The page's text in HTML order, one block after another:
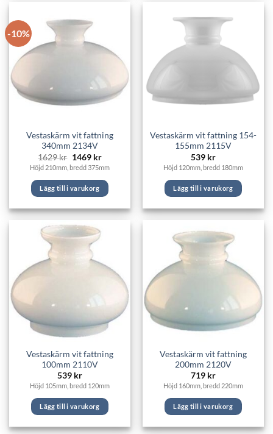
-10%
Vestaskärm vit fattning
340mm 2134V
1629kr Det
ursprungliga
priset
var:
1629 kr.
1469 krDet
nuvarande
priset
är:
1469 kr.
Höjd 210mm, bredd 375mm
Lägg till i varukorg
Vestaskärm vit fattning 154-
155mm 2115V
539 kr
Höjd 120mm, bredd 180mm
Lägg till i varukorg
Vestaskärm vit fattning
100mm 2110V
539 kr
Höjd 105mm, bredd 120mm
Lägg till i varukorg
Vestaskärm vit fattning
200mm 2120V
719 kr
Höjd 160mm, bredd 220mm
Lägg till i varukorg